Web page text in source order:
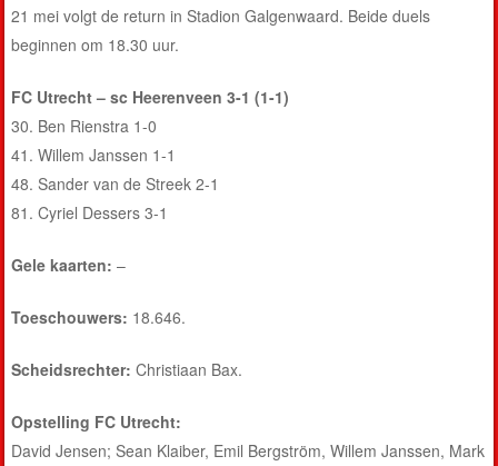
21 mei volgt de return in Stadion Galgenwaard. Beide duels
beginnen om 18.30 uur.
FC Utrecht – sc Heerenveen 3-1 (1-1)
30. Ben Rienstra 1-0
41. Willem Janssen 1-1
48. Sander van de Streek 2-1
81. Cyriel Dessers 3-1
Gele kaarten: –
Toeschouwers: 18.646.
Scheidsrechter: Christiaan Bax.
Opstelling FC Utrecht:
David Jensen; Sean Klaiber, Emil Bergström, Willem Janssen, Mark